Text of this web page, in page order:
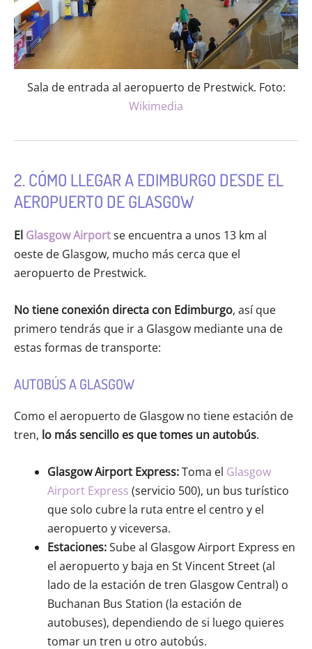
Sala de entrada al aeropuerto de Prestwick. Foto:
Wikimedia
2. CÓMO LLEGAR A EDIMBURGO DESDE EL
AEROPUERTO DE GLASGOW
El Glasgow Airportse encuentra a unos 13 km al
oeste de Glasgow, mucho más cerca que el
aeropuerto de Prestwick.
No tiene conexión directa con Edimburgo, así que
primero tendrás que ir a Glasgow mediante una de
estas formas de transporte:
AUTOBÚS A GLASGOW
Como el aeropuerto de Glasgow no tiene estación de
tren, lo más sencillo es que tomes un autobús.
Glasgow Airport Express:Toma el Glasgow
Airport Express (servicio 500), un bus turístico
que solo cubre la ruta entre el centro y el
aeropuerto y viceversa.
Estaciones:Sube al Glasgow Airport Express en
el aeropuerto y baja en St Vincent Street (al
lado de la estación de tren Glasgow Central) o
Buchanan Bus Station (la estación de
autobuses), dependiendo de si luego quieres
tomar un tren u otro autobús.